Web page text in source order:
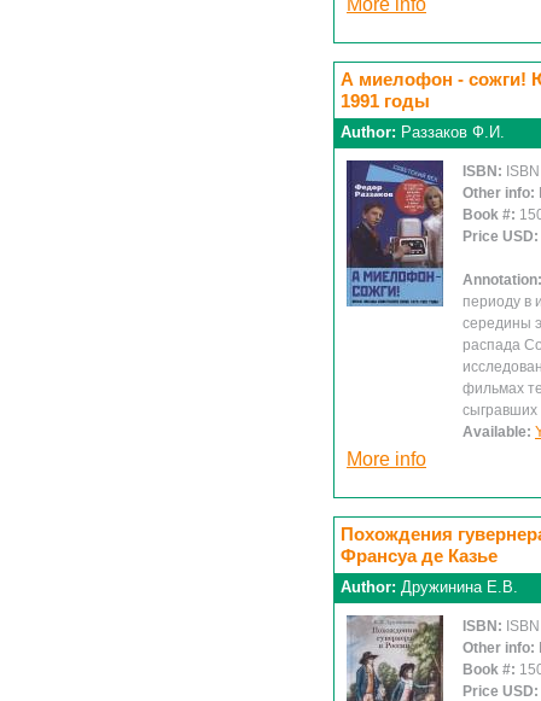
More info
А миелофон - сожги!
1991 годы
Author: Раззаков Ф.И.
ISBN:
Other info:
Book #:
Price USD:
периоду в
середины
распада
фильмах
сыгравших
Available:
More info
Похождения
Франсуа де Казье
Author: Дружинина Е.В.
ISBN:
Other info:
Book #:
Price USD: